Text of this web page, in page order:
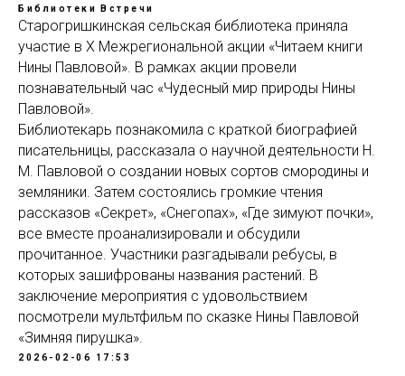
Библиотеки Встречи
Старогришкинская сельская библиотека приняла
участие в Х Межрегиональной акции «Читаем книги
Нины Павловой». В рамках акции провели
познавательный час «Чудесный мир природы Нины
Павловой».
Библиотекарь познакомила с краткой биографией
писательницы, рассказала о научной деятельности Н.
М. Павловой о создании новых сортов смородины и
земляники. Затем состоялись громкие чтения
рассказов «Секрет», «Снегопах», «Где зимуют почки»,
все вместе проанализировали и обсудили
прочитанное. Участники разгадывали ребусы, в
которых зашифрованы названия растений. В
заключение мероприятия с удовольствием
посмотрели мультфильм по сказке Нины Павловой
«Зимняя пирушка».
2026-02-06 17:53